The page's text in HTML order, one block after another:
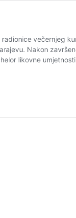
radionice večernjeg
Nakon
likovne